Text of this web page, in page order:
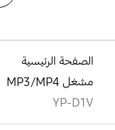
الصفحة الرئيسية
مشغل MP3/MP4
YP-D1V